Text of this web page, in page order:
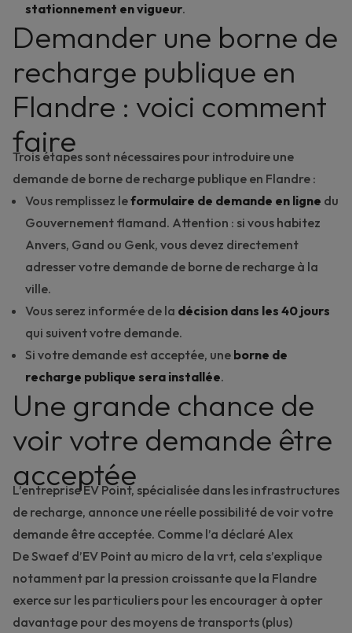
stationnement en vigueur.
Demander une borne de
recharge publique en
Flandre : voici comment
faire
Trois étapes sont nécessaires pour introduire une
demande de borne de recharge publique en Flandre :
Vous remplissez leformulaire de demande en ligne du
Gouvernement flamand. Attention : si vous habitez
Anvers, Gand ou Genk, vous devez directement
adresser votre demande de borne de recharge à la
ville.
Vous serez informé·e de la décision dans les 40 jours
qui suivent votre demande.
Si votre demande est acceptée, une borne de
recharge publique sera installée.
Une grande chance de
voir votre demande être
acceptée
L’entreprise EV Point, spécialisée dans les infrastructures
de recharge, annonce une réelle possibilité de voir votre
demande être acceptée. Comme l’a déclaré Alex
De Swaef d’EV Point au micro de la vrt, cela s’explique
notamment par la pression croissante que la Flandre
exerce sur les particuliers pour les encourager à opter
davantage pour des moyens de transports (plus)